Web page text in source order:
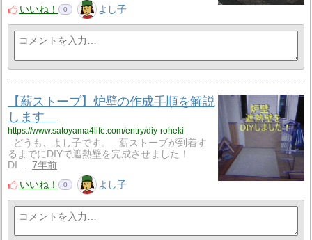
いいね！
0 よし子
【薪ストーブ】炉壁の作成手順を解説
します
https://www.satoyama4life.com/entry/diy-roheki
どうも、よし子です。 薪ストーブが到着す
るまでにDIYで遮熱壁を完成させました！
DI…
7年前
いいね！
0 よし子